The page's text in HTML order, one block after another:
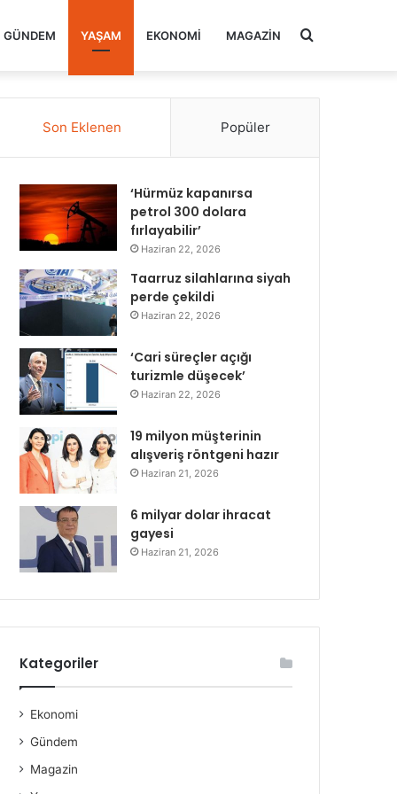
GÜNDEM YAŞAM EKONOMI MAGAZIN Arama
Son Eklenen Popüler
‘Hürmüz kapanırsa
petrol 300 dolara
fırlayabilir’
Haziran 22, 2026
Taarruz silahlarına siyah
perde çekildi
Haziran 22, 2026
‘Cari süreçler açığı
turizmle düşecek’
Haziran 22, 2026
19 milyon müşterinin
alışveriş röntgeni hazır
Haziran 21, 2026
6 milyar dolar ihracat
gayesi
Haziran 21, 2026
Kategoriler
Ekonomi
Gündem
Magazin